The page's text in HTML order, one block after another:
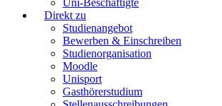
Uni-Beschäftigte
Direkt zu
Studienangebot
Bewerben & Einschreiben
Studienorganisation
Moodle
Unisport
Gasthörerstudium